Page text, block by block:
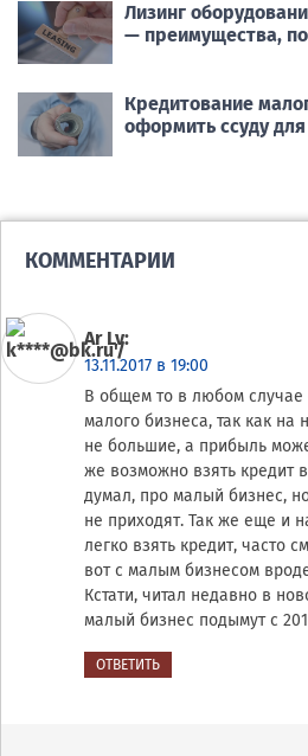
Лизинг
— преимущества,
Кредитование
оформить ссуду
КОММЕНТАРИИ
Ar Lv:
13.11.2017 в 19:00
В общем то в любом случае
малого бизнеса, так как на
не большие, а прибыль
же возможно взять кредит
думал, про малый бизнес,
не приходят. Так же еще и
легко взять кредит, часто
вот с малым бизнесом
Кстати, читал недавно в
малый бизнес подымут с
ОТВЕТИТЬ